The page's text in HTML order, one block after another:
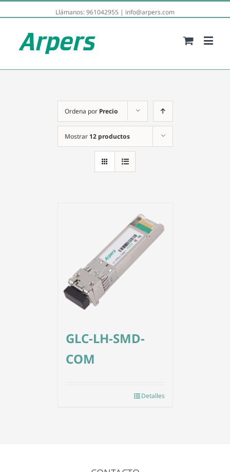
Llámanos:961042955 | info@arpers.com
Ordena por Precio
Mostrar 12 productos
GLC-LH-SMD-
COM
Detalles